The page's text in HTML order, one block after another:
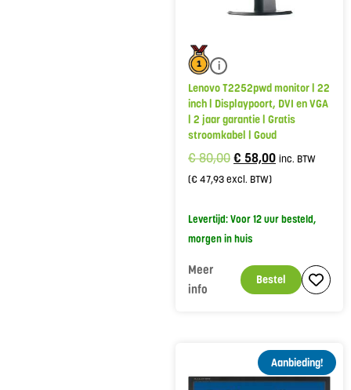
i
Lenovo T2252pwd monitor | 22
inch | Displaypoort, DVI en VGA
| 2 jaar garantie | Gratis
stroomkabel | Goud
€80,00€ 58,00 inc. BTW
(€47,93excl. BTW)
Levertijd: Voor 12 uur besteld,
morgen in huis
Bestel
Meer
info
Aanbieding!